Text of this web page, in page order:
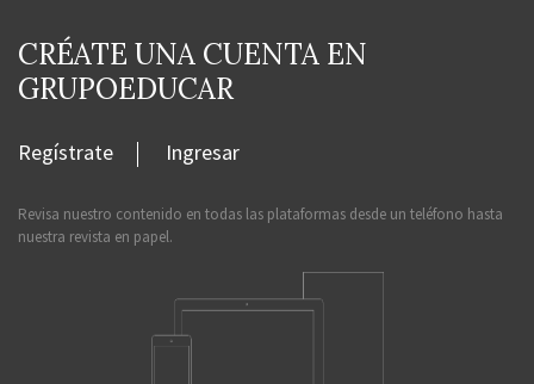
CRÉATE UNA CUENTA EN
GRUPOEDUCAR
Regístrate Ingresar
Revisa nuestro contenido en todas las plataformas desde un teléfono hasta
nuestra revista en papel.